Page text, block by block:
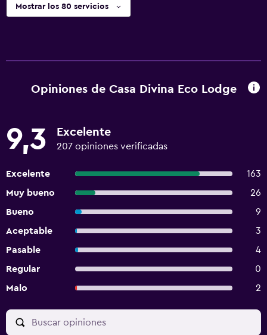
Mostrar los 80 servicios
Opiniones de Casa Divina Eco Lodge
9,3 Excelente
207 opiniones verificadas
Excelente
163
Muy bueno
26
Bueno
9
Aceptable
3
Pasable
4
Regular
0
Malo
2